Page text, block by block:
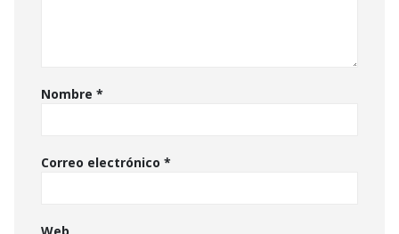
Nombre *
Correo electrónico *
Web